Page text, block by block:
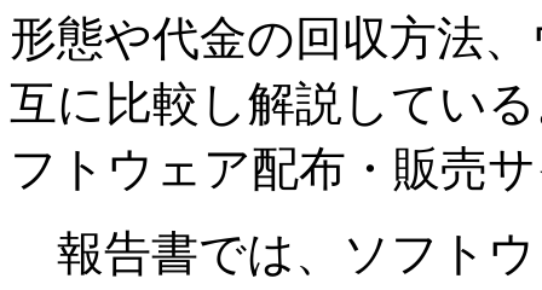
形態や代金の回収方法
互に比較し解説してい
フトウェア配布・販売
報告書では、ソフト